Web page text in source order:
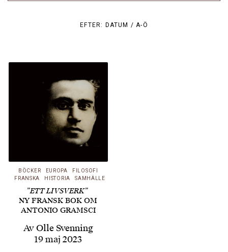
EFTER: DATUM /A-Ö
BÖCKER EUROPA
FILOSOFI
FRANSKA
HISTORIA SAMHÄLLE
”ETT LIVSVERK”
NY FRANSK BOK OM
ANTONIO GRAMSCI
AvOlle Svenning
19 maj 2023